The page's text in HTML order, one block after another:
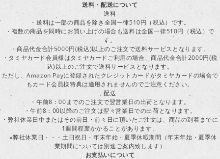
送料・配送について
送料
・送料は一部の商品を除き全国一律510円（税込）です。
・複数の商品を同時にお買い上げの場合も送料は全国一律510円（税込）で
す。
・商品代金合計5000円(税込)以上のご注文で送料サービスとなります。
・タミヤカード会員様はタミヤカードご利用の場合、商品代金合計2000円(税
込)以上のご注文で送料サービスとなります。
ただし、Amazon Payに登録されたクレジットカードがタミヤカードの場合で
もカード会員様特典は適用されませんのでご注意ください。
配送
・午前8：00までのご注文で翌営業日の出荷となります。
・午前8：00以降のご注文は翌々営業日での出荷となります。
・弊社休業日中またはその前日・前々日に頂いたご注文は、商品の到着までに
1週間程度かかることがあります。
※弊社休業日・・・土日祝日・年末年始・夏季休暇期間（年末年始・夏季休
業期間については別途ご案内致します）
お支払いについて